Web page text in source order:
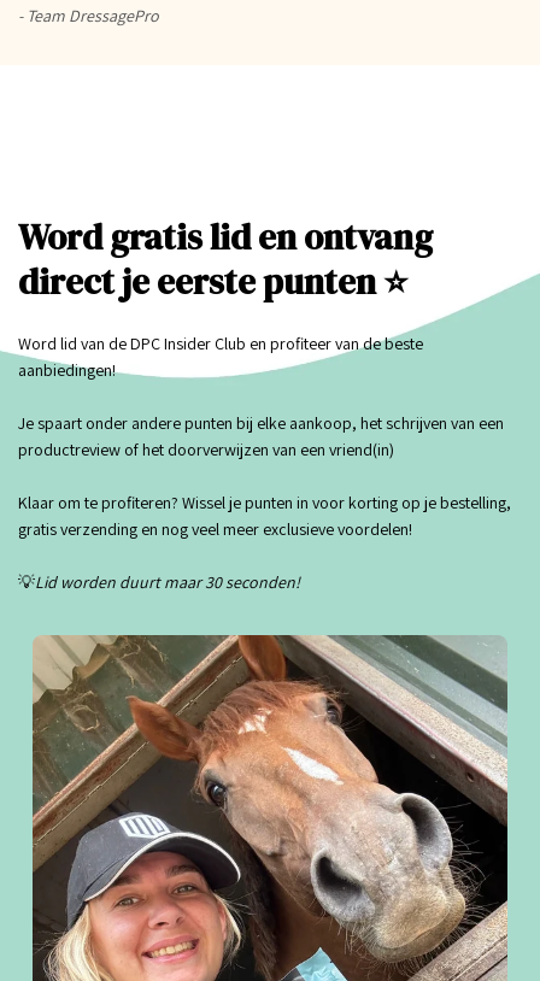
- Team DressagePro
Word gratis lid en ontvang
direct je eerste punten ⭐
Word lid van de DPC Insider Club en profiteer van de beste
aanbiedingen!
Je spaart onder andere punten bij elke aankoop, het schrijven van een
productreview of het doorverwijzen van een vriend(in)
Klaar om te profiteren? Wissel je punten in voor korting op je bestelling,
gratis verzending en nog veel meer exclusieve voordelen!
💡Lid worden duurt maar 30 seconden!